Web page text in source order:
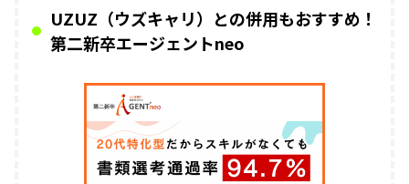
UZUZ（ウズキャリ）との併用もおすすめ！
第二新卒エージェントneo